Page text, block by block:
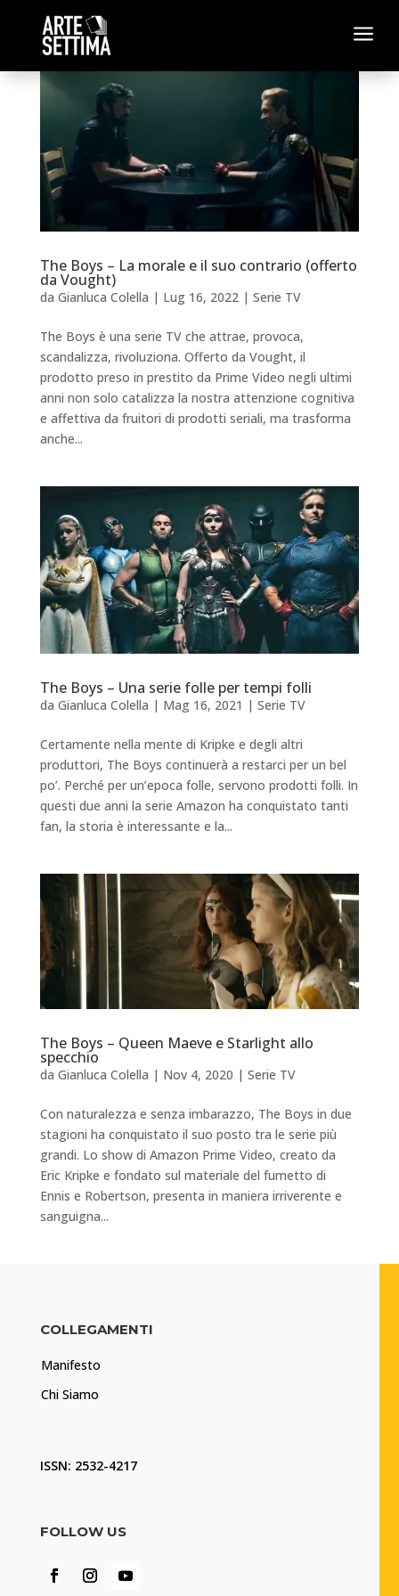
a
The Boys – La morale e il suo contrario (offerto
da Vought)
da Gianluca Colella | Lug 16, 2022| Serie TV
The Boys è una serie TV che attrae, provoca,
scandalizza, rivoluziona. Offerto da Vought, il
prodotto preso in prestito da Prime Video negli ultimi
anni non solo catalizza la nostra attenzione cognitiva
e affettiva da fruitori di prodotti seriali, ma trasforma
anche...
The Boys – Una serie folle per tempi folli
da Gianluca Colella | Mag 16, 2021 | Serie TV
Certamente nella mente di Kripke e degli altri
produttori, The Boys continuerà a restarci per un bel
po’. Perché per un’epoca folle, servono prodotti folli. In
questi due anni la serie Amazon ha conquistato tanti
fan, la storia è interessante e la...
The Boys – Queen Maeve e Starlight allo
specchio
da Gianluca Colella | Nov 4, 2020 | Serie TV
Con naturalezza e senza imbarazzo, The Boys in due
stagioni ha conquistato il suo posto tra le serie più
grandi. Lo show di Amazon Prime Video, creato da
Eric Kripke e fondato sul materiale del fumetto di
Ennis e Robertson, presenta in maniera irriverente e
sanguigna...
COLLEGAMENTI
Manifesto
Chi Siamo
ISSN: 2532-4217
FOLLOW US